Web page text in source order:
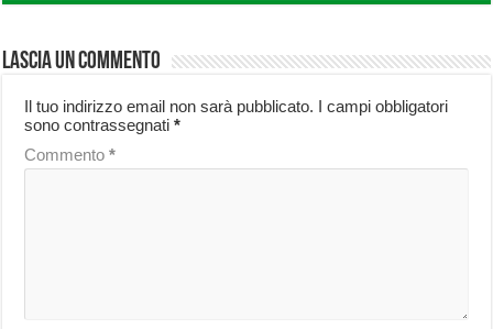
Lascia un commento
Il tuo indirizzo email non sarà pubblicato. I campi obbligatori
sono contrassegnati*
Commento*